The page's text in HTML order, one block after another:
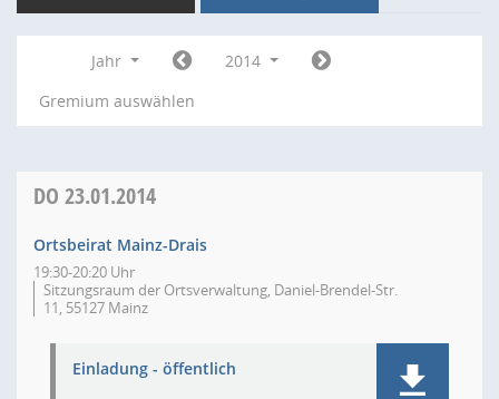
Jahr
2014
Gremium auswählen
DO 23.01.2014
Ortsbeirat Mainz-Drais
19:30-20:20 Uhr
Sitzungsraum der Ortsverwaltung, Daniel-Brendel-Str.
11, 55127 Mainz
Einladung - öffentlich